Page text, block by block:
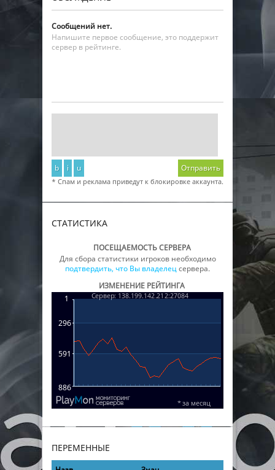
Сообщений нет.
Напишите первое сообщение, это поддержит
сервер в рейтинге.
b i u Отправить
* Спам и реклама приведут к блокировке аккаунта.
СТАТИСТИКА
ПОСЕЩАЕМОСТЬ СЕРВЕРА
Для сбора статистики игроков необходимо
подтвердить, что Вы владелецсервера.
ИЗМЕНЕНИЕ РЕЙТИНГА
ПЕРЕМЕННЫЕ